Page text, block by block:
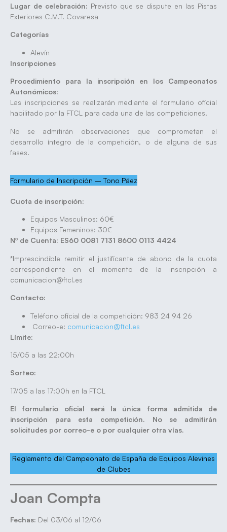
Lugar de celebración: Previsto que se dispute en las Pistas
Exteriores C.M.T. Covaresa
Categorías
Alevín
Inscripciones
Procedimiento para la inscripción en los Campeonatos
Autonómicos:
Las inscripciones se realizarán mediante el formulario oficial
habilitado por la FTCL para cada una de las competiciones.
No se admitirán observaciones que comprometan el
desarrollo íntegro de la competición, o de alguna de sus
fases.
Formulario de Inscripción – Tono Páez
Cuota de inscripción:
Equipos Masculinos: 60€
Equipos Femeninos: 30€
Nº de Cuenta: ES60 0081 7131 8600 0113 4424
*Imprescindible remitir el justificante de abono de la cuota
correspondiente en el momento de la inscripción a
comunicacion@ftcl.es
Contacto:
Teléfono oficial de la competición: 983 24 94 26
Correo-e: comunicacion@ftcl.es
Límite:
15/05 a las 22:00h
Sorteo:
17/05 a las 17:00h en la FTCL
El formulario oficial será la única forma admitida de
inscripción para esta competición. No se admitirán
solicitudes por correo-e o por cualquier otra vías.
Reglamento del Campeonato de España de Equipos Alevines
de Clubes
Joan Compta
Fechas: Del 03/06 al 12/06